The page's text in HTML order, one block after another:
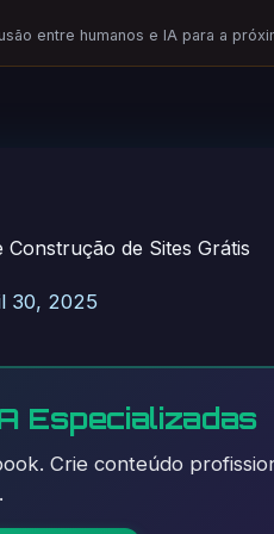
entre humanos e IA para a
de Sites Grátis
30, 2025
Especializadas
Crie conteúdo